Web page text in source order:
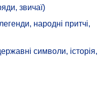
звичаї)
народні притчі,
символи, історія,